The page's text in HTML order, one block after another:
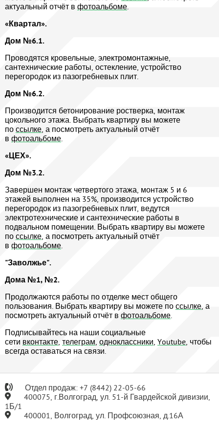
актуальный отчёт в фотоальбоме.
«Квартал».
Дом №6.1.
Проводятся кровельные, электромонтажные,
сантехнические работы, остекление, устройство
перегородок из пазогребневых плит.
Дом №6.2.
Производится бетонирование ростверка, монтаж
цокольного этажа. Выбрать квартиру вы можете
по ссылке, а посмотреть актуальный отчёт
в фотоальбоме.
«ЦЕХ».
Дом №3.2.
Завершен монтаж четвертого этажа, монтаж 5 и 6
этажей выполнен на 35%, производится устройство
перегородок из пазогребневых плит, ведутся
электротехнические и сантехнические работы в
подвальном помещении. Выбрать квартиру вы можете
по ссылке, а посмотреть актуальный отчёт
в фотоальбоме.
"Заволжье".
Дома №1, №2.
Продолжаются работы по отделке мест общего
пользования. Выбрать квартиру вы можете по ссылке, а
посмотреть актуальный отчёт в фотоальбоме.
Подписывайтесь на наши социальные
сети вконтакте, телеграм, одноклассники, Youtube, чтобы
всегда оставаться на связи.
Отдел продаж: +7 (8442) 22-05-66
400075, г.Волгоград, ул. 51-й Гвардейской дивизии,
1Б/1
400001, Волгоград, ул. Профсоюзная, д.16А